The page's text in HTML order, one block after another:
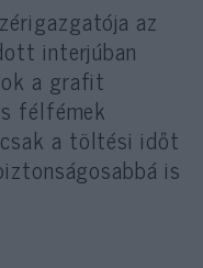
az
interjúban
a grafit
félfémek
a töltési időt
is